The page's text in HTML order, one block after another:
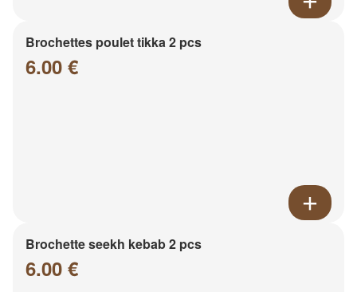
Brochettes poulet tikka 2 pcs
6.00 €
Brochette seekh kebab 2 pcs
6.00 €